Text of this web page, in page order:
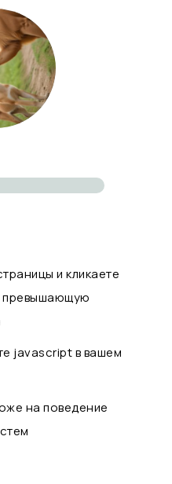
и кликаете
превышающую
javascript в вашем
на поведение